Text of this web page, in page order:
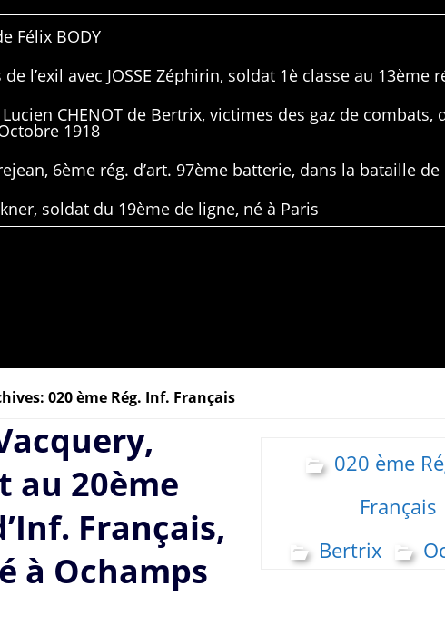
Félix BODY
l’exil avec JOSSE Zéphirin, soldat 1è classe au 13ème
CHENOT de Bertrix, victimes des gaz de combats,
1918
6ème rég. d’art. 97ème batterie, dans la bataille de
soldat du 19ème de ligne, né à Paris
020 ème Rég. Inf. Français
020 ème
Français
Bertrix
au 20ème
Français,
à Ochamps